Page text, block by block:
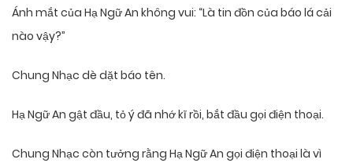
Ánh mắt của Hạ Ngữ An không vui: “Là tin đồn của báo lá cải
nào vậy?”
Chung Nhạc dè dặt báo tên.
Hạ Ngữ An gật đầu, tỏ ý đã nhớ kĩ rồi, bắt đầu gọi điện thoại.
Chung Nhạc còn tưởng rằng Hạ Ngữ An gọi điện thoại là vì